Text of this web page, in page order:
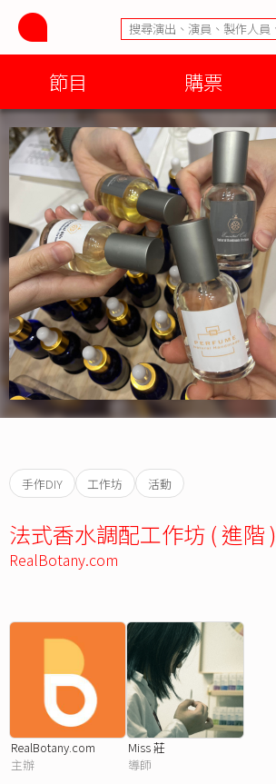
節目 購票
手作DIY 工作坊 活動
法式香水調配工作坊 ( 進階 )
RealBotany.com
RealBotany.com
主辦
Miss 莊
導師